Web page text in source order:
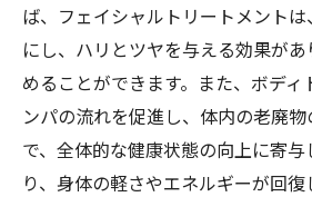
ば、フェイシャルトリートメント
にし、ハリとツヤを与える効果が
めることができます。また、ボディ
ンパの流れを促進し、体内の老廃
で、全体的な健康状態の向上に寄与
り、身体の軽さやエネルギーが回